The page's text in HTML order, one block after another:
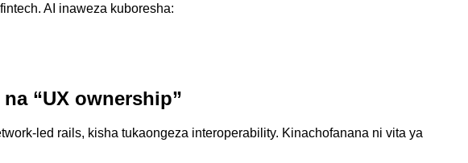
AI inaweza kuboresha:
“UX ownership”
led rails, kisha tukaongeza interoperability. Kinachofanana ni vita ya